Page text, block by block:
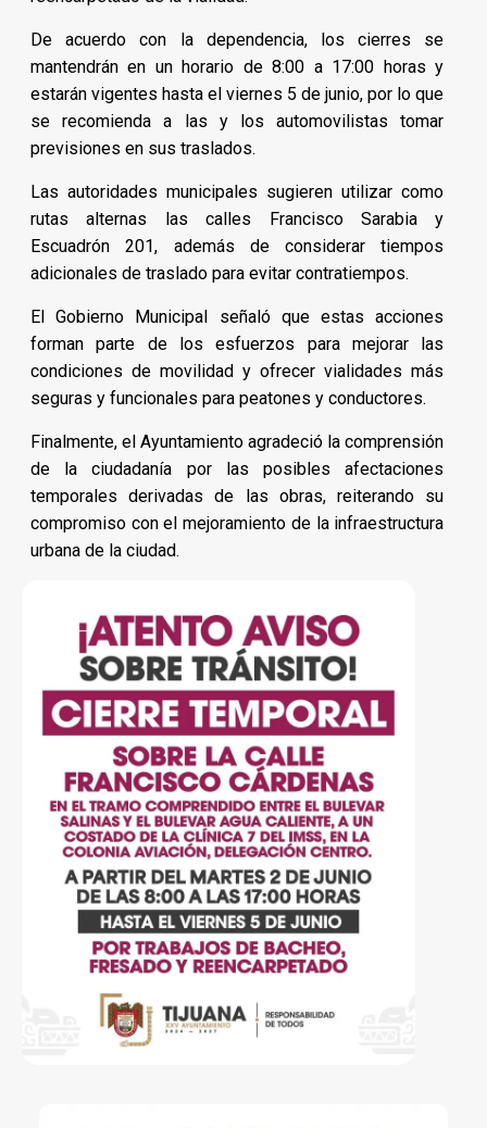
De acuerdo con la dependencia, los cierres se
mantendrán en un horario de 8:00 a 17:00 horas y
estarán vigentes hasta el viernes 5 de junio, por lo que
se recomienda a las y los automovilistas tomar
previsiones en sus traslados.
Las autoridades municipales sugieren utilizar como
rutas alternas las calles Francisco Sarabia y
Escuadrón 201, además de considerar tiempos
adicionales de traslado para evitar contratiempos.
El Gobierno Municipal señaló que estas acciones
forman parte de los esfuerzos para mejorar las
condiciones de movilidad y ofrecer vialidades más
seguras y funcionales para peatones y conductores.
Finalmente, el Ayuntamiento agradeció la comprensión
de la ciudadanía por las posibles afectaciones
temporales derivadas de las obras, reiterando su
compromiso con el mejoramiento de la infraestructura
urbana de la ciudad.